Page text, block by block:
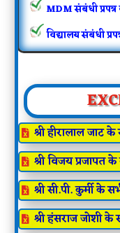
MDM संबंधी
विद्यालय संबंधी
 श्री हीरालाल जाट
 श्री विजय प्रजापत
 श्री सी.पी. कुर्मी के
 श्री हंसराज जोशी